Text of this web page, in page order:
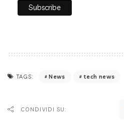
TAGS: News tech news
CONDIVIDI SU: